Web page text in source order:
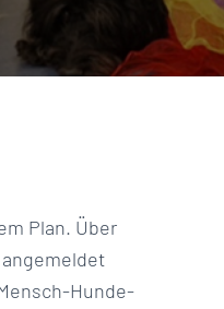
Plan. Über
Hunde-